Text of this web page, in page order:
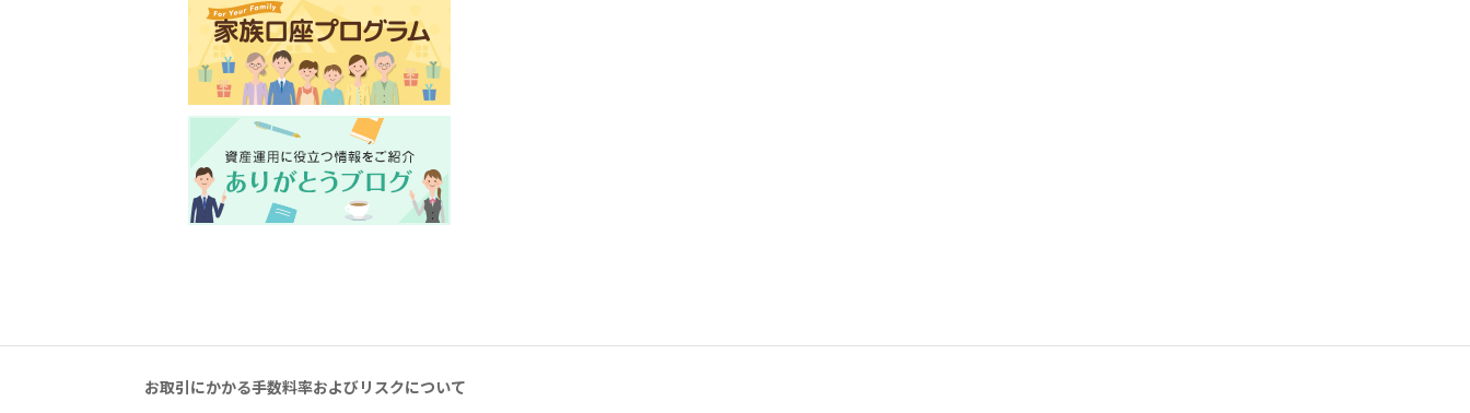
お取引にかかる手数料率およびリスクについて